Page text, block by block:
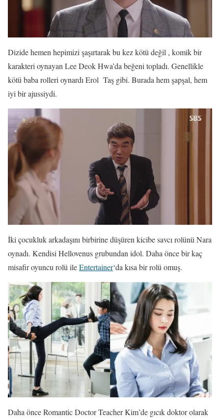
Dizide hemen hepimizi şaşırtarak bu kez kötü değil , komik bir
karakteri oynayan Lee Deok Hwa’da beğeni topladı. Genellikle
kötü baba rolleri oynardı Erol Taş gibi. Burada hem şapşal, hem
iyi bir ajussiydi.
İki çocukluk arkadaşını birbirine düşüren kicibe savcı rolünü Nara
oynadı. Kendisi Hellovenus grubundan idol. Daha önce bir kaç
misafir oyuncu rolü ileEntertainer‘da kısa bir rolü omuş.
Daha önce Romantic Doctor Teacher Kim’de gıcık doktor olarak